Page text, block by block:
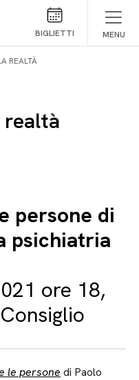
BIGLIETTI MENU
REALTÀ
realtà
persone di
psichiatria
ore 18,
le persone di Paolo